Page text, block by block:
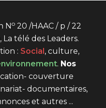
No20 /HAAC / p / 22
La télé des Leaders.
: Social , culture,
. Nos
couverture
documentaires,
et autres ...